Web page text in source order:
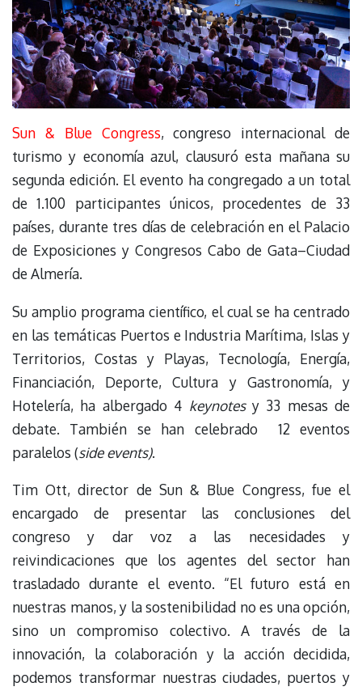
Sun & Blue Congress, congreso internacional de
turismo y economía azul, clausuró esta mañana su
segunda edición. El evento ha congregado a un total
de 1.100 participantes únicos, procedentes de 33
países, durante tres días de celebración en el Palacio
de Exposiciones y Congresos Cabo de Gata–Ciudad
de Almería.
Su amplio programa científico, el cual se ha centrado
en las temáticas Puertos e Industria Marítima, Islas y
Territorios, Costas y Playas, Tecnología, Energía,
Financiación, Deporte, Cultura y Gastronomía, y
Hotelería, ha albergado 4 keynotesy 33 mesas de
debate. También se han celebrado 12 eventos
paralelos (side events).
Tim Ott, director de Sun & Blue Congress, fue el
encargado de presentar las conclusiones del
congreso y dar voz a las necesidades y
reivindicaciones que los agentes del sector han
trasladado durante el evento. “El futuro está en
nuestras manos, y la sostenibilidad no es una opción,
sino un compromiso colectivo. A través de la
innovación, la colaboración y la acción decidida,
podemos transformar nuestras ciudades, puertos y